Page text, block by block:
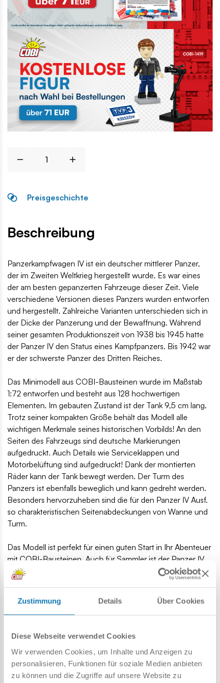
Zustimmung Details Über Cookies
Diese Webseite verwendet Cookies
Wir verwenden Cookies, um Inhalte und Anzeigen zu
personalisieren, Funktionen für soziale Medien anbieten
zu können und die Zugriffe auf unsere Website zu
Preisgeschichte
Beschreibung
Panzerkampfwagen IV ist ein deutscher mittlerer Panzer,
der im Zweiten Weltkrieg hergestellt wurde. Es war eines
der am besten gepanzerten Fahrzeuge dieser Zeit. Viele
verschiedene Versionen dieses Panzers wurden entworfen
und hergestellt. Zahlreiche Varianten unterschieden sich in
der Dicke der Panzerung und der Bewaffnung. Während
seiner gesamten Produktionszeit von 1938 bis 1945 hatte
der Panzer IV den Status eines Kampfpanzers. Bis 1942 war
er der schwerste Panzer des Dritten Reiches.
Das Minimodell aus COBI-Bausteinen wurde im Maßstab
1:72 entworfen und besteht aus 128 hochwertigen
Elementen. Im gebauten Zustand ist der Tank 9,5 cm lang.
Trotz seiner kompakten Größe behält das Modell alle
wichtigen Merkmale seines historischen Vorbilds! An den
Seiten des Fahrzeugs sind deutsche Markierungen
aufgedruckt. Auch Details wie Serviceklappen und
Motorbelüftung sind aufgedruckt! Dank der montierten
Räder kann der Tank bewegt werden. Der Turm des
Panzers ist ebenfalls beweglich und kann gedreht werden.
Besonders hervorzuheben sind die für den Panzer IV Ausf.
so charakteristischen Seitenabdeckungen von Wanne und
Turm.
Das Modell ist perfekt für einen guten Start in Ihr Abenteuer
mit COBI-Bausteinen. Auch für Sammler ist der Panzer IV
ein interessantes Modell und Gadget. Es nimmt wenig Platz
ein und findet problemlos seinen Platz auf dem Schreibtisch
zu Hause, bei der Arbeit oder im Bücherregal.
Wenn Sie ein fortgeschrittener Blockdesigner sind, bietet
Ihnen das Modell sehr interessante Elemente. Drücken Sie
Sie Block für Block Geschichte auf!
128 hochwertige Elemente,
hergestellt in der EU von einem Unternehmen mit über